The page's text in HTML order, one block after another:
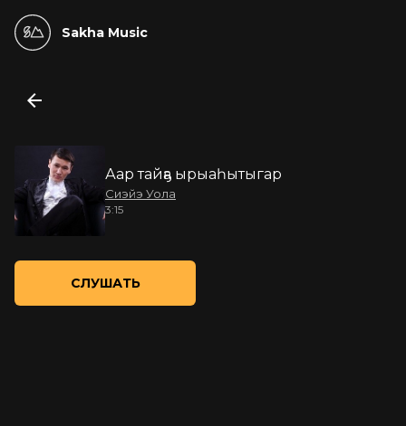
Sakha Music
Аар тайҕа ырыаһытыгар
Сиэйэ Уола
3:15
СЛУШАТЬ